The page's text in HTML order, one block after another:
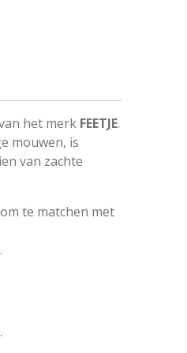
het merk FEETJE.
mouwen, is
van zachte
te matchen met